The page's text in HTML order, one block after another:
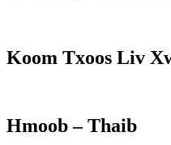
Koom Txoos Liv
Hmoob – Thaib